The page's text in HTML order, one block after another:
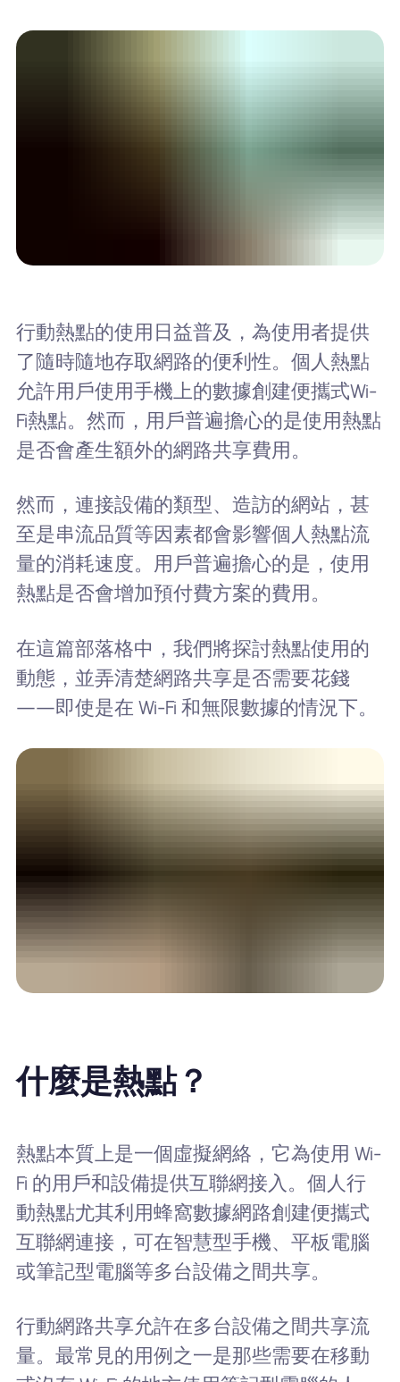
行動熱點的使用日益普及，為使用者提供
了隨時隨地存取網路的便利性。個人熱點
允許用戶使用手機上的數據創建便攜式Wi-
Fi熱點。然而，用戶普遍擔心的是使用熱點
是否會產生額外的網路共享費用。
然而，連接設備的類型、造訪的網站，甚
至是串流品質等因素都會影響個人熱點流
量的消耗速度。用戶普遍擔心的是，使用
熱點是否會增加預付費方案的費用。
在這篇部落格中，我們將探討熱點使用的
動態，並弄清楚網路共享是否需要花錢
——即使是在 Wi-Fi 和無限數據的情況下。
什麼是熱點？
熱點本質上是一個虛擬網絡，它為使用 Wi-
Fi 的用戶和設備提供互聯網接入。個人行
動熱點尤其利用蜂窩數據網路創建便攜式
互聯網連接，可在智慧型手機、平板電腦
或筆記型電腦等多台設備之間共享。
行動網路共享允許在多台設備之間共享流
量。最常見的用例之一是那些需要在移動